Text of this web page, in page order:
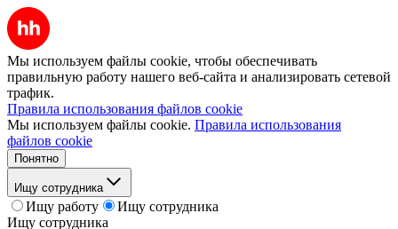
Мы используем файлы cookie, чтобы обеспечивать
правильную работу нашего веб-сайта и анализировать сетевой
трафик.
Правила использования файлов cookie
Мы используем файлы cookie. Правила использования
файлов cookie
Понятно
Ищу сотрудника
Ищу работу
Ищу сотрудника
Ищу сотрудника